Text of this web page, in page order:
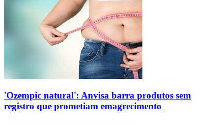
'Ozempic natural': Anvisa barra produtos sem
registro que prometiam emagrecimento